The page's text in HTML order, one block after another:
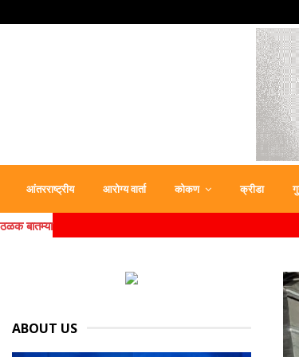
आंतरराष्ट्रीय आरोग्य वार्ता कोकण क्रीडा
ठळक बातम्या
ABOUT US